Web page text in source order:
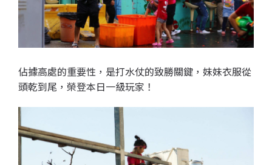
佔據高處的重要性，是打水仗的致勝關鍵，妹妹衣服從
頭乾到尾，榮登本日一級玩家！